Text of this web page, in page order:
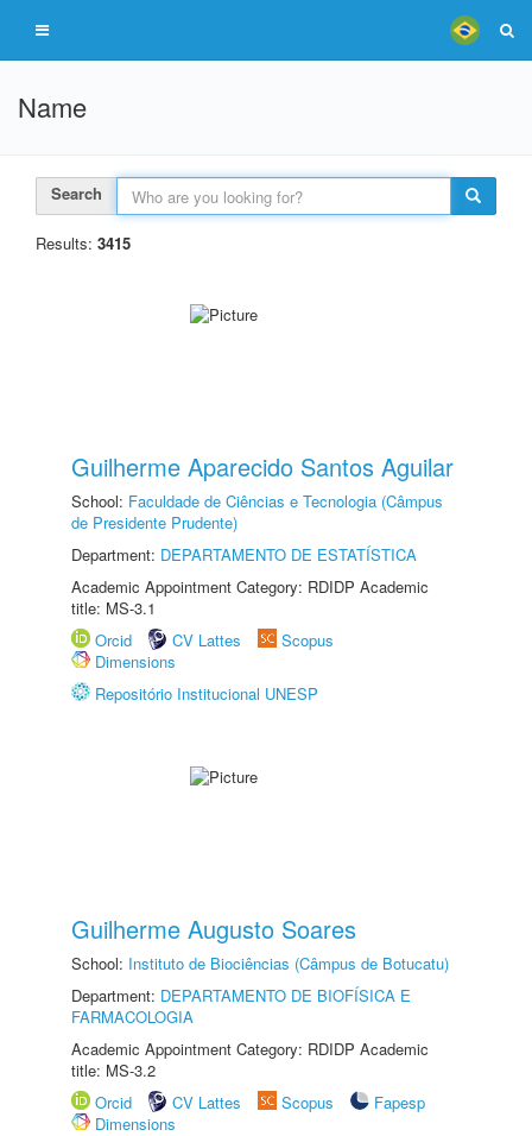
Name
Search
Results: 3415
Guilherme Aparecido Santos Aguilar
School: Faculdade de Ciências e Tecnologia (Câmpus
de Presidente Prudente)
Department: DEPARTAMENTO DE ESTATÍSTICA
Academic Appointment Category: RDIDP Academic
title: MS-3.1
Orcid
CV Lattes
Scopus
Dimensions
Repositório Institucional UNESP
Guilherme Augusto Soares
School: Instituto de Biociências (Câmpus de Botucatu)
Department: DEPARTAMENTO DE BIOFÍSICA E
FARMACOLOGIA
Academic Appointment Category: RDIDP Academic
title: MS-3.2
Orcid
CV Lattes Scopus
Fapesp
Dimensions